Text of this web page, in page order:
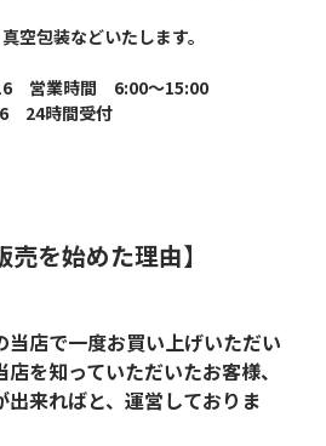
空包装などいたします。
営業時間 6:00～15:00
24時間受付
売を始めた理由】
当店で一度お買い上げいただい
を知っていただいたお客様、
来ればと、運営しておりま